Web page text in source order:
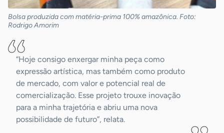
Bolsa produzida com matéria-prima 100% amazônica. Foto:
Rodrigo Amorim
“Hoje consigo enxergar minha peça como
expressão artística, mas também como produto
de mercado, com valor e potencial real de
comercialização. Esse projeto trouxe inovação
para a minha trajetória e abriu uma nova
possibilidade de futuro”, relata.